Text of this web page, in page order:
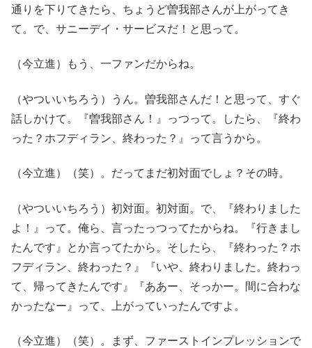
通りを下りてきたら、ちょうど曽我部さんが上がってき
て。で、サニーデイ・サービスだ！と思って。
（今立進）もう、一ファンだからね。
（やついいちろう）うん。曽我部さんだ！と思って、すぐ
話しかけて。『曽我部さん！』っつって。したら、『終わ
った？ホフディラン、終わった？』って言うから。
（今立進）（笑）。だってまだ初対面でしょ？その時。
（やついいちろう）初対面。初対面。で、『終わりました
よ！』って。俺ら、言ったっつってたからね。『行きまし
たんです』とか言ってたから。そしたら、『終わった？ホ
フディラン、終わった？』『いや、終わりました。終わっ
て、帰ってきたんです』『ああー、そっかー。間に合わな
かったなー』って、上がっていったんですよ。
（今立進）（笑）。まず、ファーストインプレッションで